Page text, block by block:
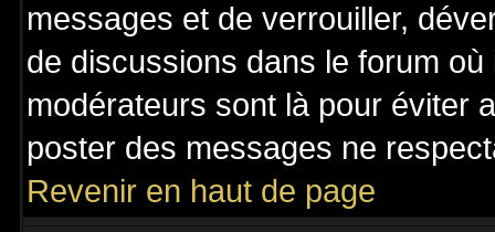
messages et de verrouiller,
de discussions dans le forum
modérateurs sont là pour éviter
poster des messages ne
Revenir en haut de page